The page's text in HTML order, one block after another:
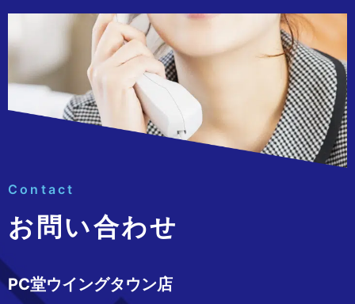
Contact
お問い合わせ
PC堂ウイングタウン店